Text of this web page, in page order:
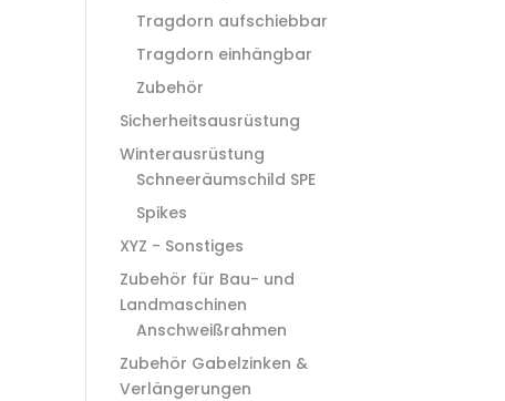
Tragdorn aufschiebbar
Tragdorn einhängbar
Zubehör
Sicherheitsausrüstung
Winterausrüstung
Schneeräumschild SPE
Spikes
XYZ - Sonstiges
Zubehör für Bau- und
Landmaschinen
Anschweißrahmen
Zubehör Gabelzinken &
Verlängerungen